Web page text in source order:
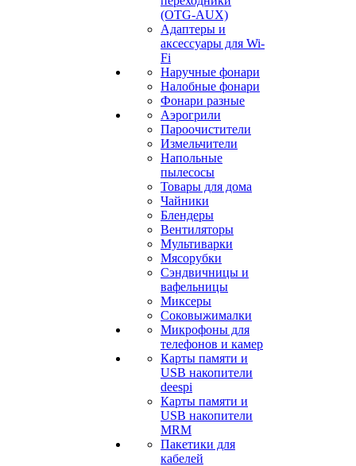
(OTG-AUX)
Адаптеры и
аксессуары для Wi-
Fi
Наручные фонари
Налобные фонари
Фонари разные
Аэрогрили
Пароочистители
Измельчители
Напольные
пылесосы
Товары для дома
Чайники
Блендеры
Вентиляторы
Мультиварки
Мясорубки
Сэндвичницы и
вафельницы
Миксеры
Соковыжималки
Микрофоны для
телефонов и камер
Карты памяти и
USB накопители
deespi
Карты памяти и
USB накопители
MRM
Пакетики для
кабелей